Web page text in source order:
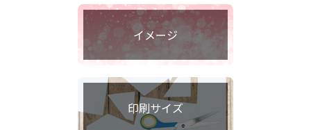
イメージ
印刷サイズ